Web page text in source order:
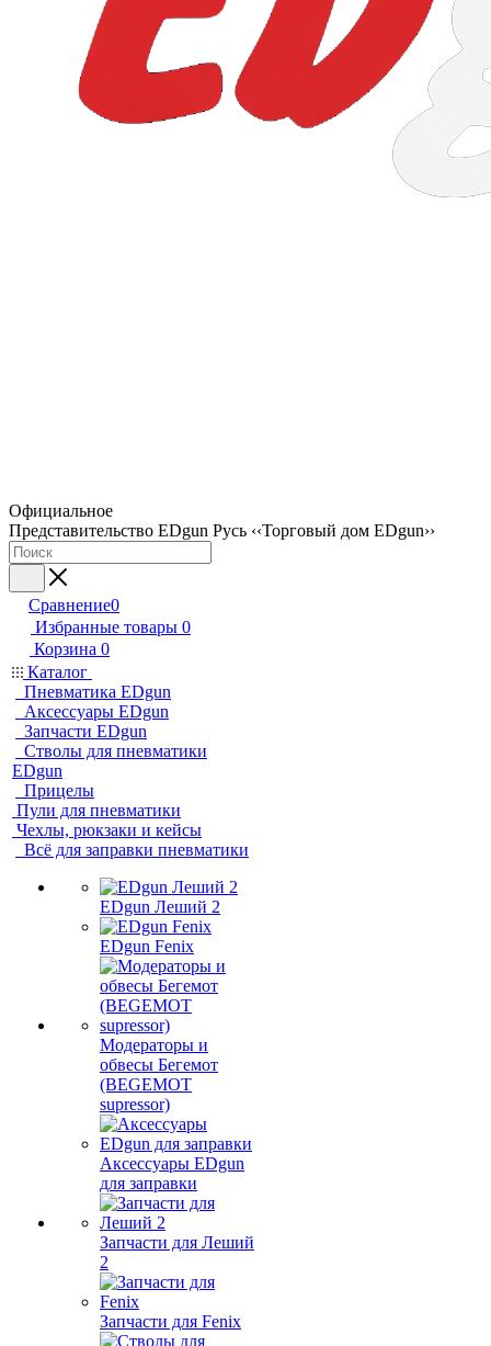
Официальное
Представительство EDgun Русь ‹‹Торговый дом EDgun››
Сравнение0
Избранные товары 0
Корзина 0
Каталог
Пневматика EDgun
Аксессуары EDgun
Запчасти EDgun
Стволы для пневматики
EDgun
Прицелы
Пули для пневматики
Чехлы, рюкзаки и кейсы
Всё для заправки пневматики
EDgun Леший 2
EDgun Fenix
Модераторы и
обвесы Бегемот
(BEGEMOT
supressor)
Аксессуары EDgun
для заправки
Запчасти для Леший
2
Запчасти для Fenix